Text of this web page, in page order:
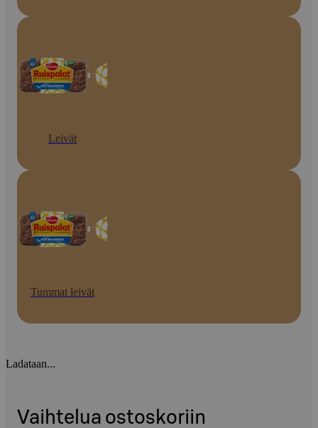
Leivät
Tummat leivät
Ladataan...
Vaihtelua ostoskoriin